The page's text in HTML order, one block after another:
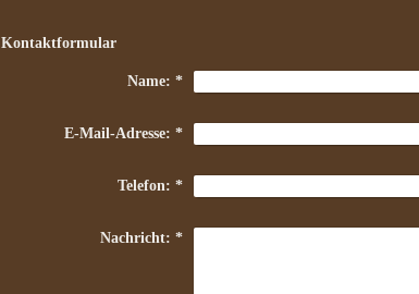
Kontaktformular
Name: *
E-Mail-Adresse: *
Telefon: *
Nachricht: *